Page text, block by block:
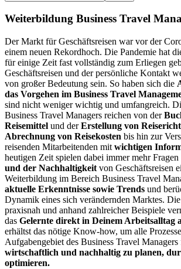
Weiterbildung Business Travel
Der Markt für Geschäftsreisen war vor der
einem neuen Rekordhoch. Die Pandemie hat
für einige Zeit fast vollständig zum Erliegen
Geschäftsreisen und der persönliche Kontakt
von großer Bedeutung sein. So haben sich die
das Vorgehen im Business Travel
sind nicht weniger wichtig und umfangreich.
Business Travel Managers reichen von der
Reisemittel und derErstellung von
Abrechnung von Reisekosten bis hin zur
reisenden Mitarbeitenden mit wichtigen
heutigen Zeit spielen dabei immer mehr Fragen
und der Nachhaltigkeit von Geschäftsreisen
Weiterbildung im Bereich Business Travel
aktuelle Erkenntnisse sowie Trends und
Dynamik eines sich verändernden Marktes.
praxisnah und anhand zahlreicher Beispiele
das Gelernte direkt in Deinem Arbeitsalltag
erhältst das nötige Know-how, um alle
Aufgabengebiet des Business Travel Managers
wirtschaftlich und nachhaltig zu planen,
optimieren.